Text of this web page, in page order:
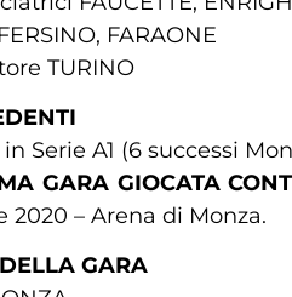
FARAONE
TURINO
Serie A1 (6 successi
GARA GIOCATA
2020 – Arena di Monza.
GARA